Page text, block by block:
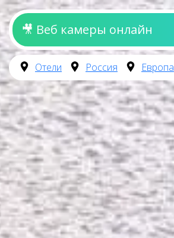
🎥 Веб камеры онлайн
Отели Россия Европа